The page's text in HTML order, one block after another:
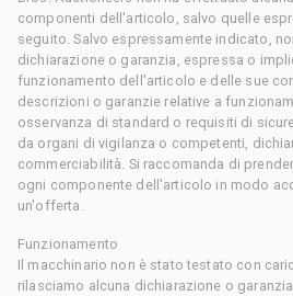
componenti dell'articolo, salvo quelle
seguito. Salvo espressamente indicato,
dichiarazione o garanzia, espressa o
funzionamento dell'articolo e delle sue
descrizioni o garanzie relative a
osservanza di standard o requisiti di
da organi di vigilanza o competenti,
commerciabilità. Si raccomanda di
ogni componente dell'articolo in modo
un'offerta.
Funzionamento
Il macchinario non è stato testato con
rilasciamo alcuna dichiarazione o